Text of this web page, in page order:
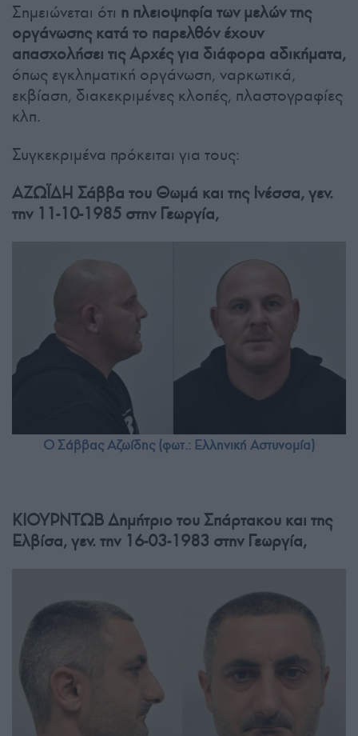
Σημειώνεται ότι η πλειοψηφία των μελών της
οργάνωσης κατά το παρελθόν έχουν
απασχολήσει τις Αρχές για διάφορα αδικήματα,
όπως εγκληματική οργάνωση, ναρκωτικά,
εκβίαση, διακεκριμένες κλοπές, πλαστογραφίες
κλπ.
Συγκεκριμένα πρόκειται για τους:
ΑΖΩΪΔΗ Σάββα του Θωμά και της Ινέσσα, γεν.
την 11-10-1985 στην Γεωργία,
Ο Σάββας Αζωίδης (φωτ.: Ελληνική Αστυνομία)
ΚΙΟΥΡΝΤΩΒ Δημήτριο του Σπάρτακου και της
Ελβίσα, γεν. την 16-03-1983 στην Γεωργία,